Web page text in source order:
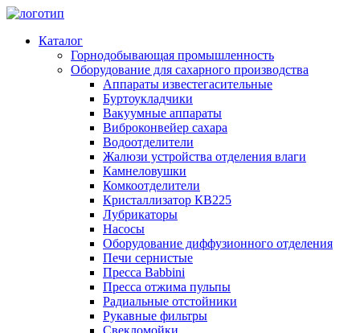
Каталог
Горнодобывающая промышленность
Оборудование для сахарного производства
Аппараты известегасительные
Буртоукладчики
Вакуумные аппараты
Виброконвейер сахара
Водоотделители
Жалюзи устройства отделения влаги
Камнеловушки
Комкоотделители
Кристаллизатор КВ225
Лубрикаторы
Насосы
Оборудование диффузионного отделения
Печи сернистые
Пресса Babbini
Пресса отжима пульпы
Радиальные отстойники
Рукавные фильтры
Свекломойки